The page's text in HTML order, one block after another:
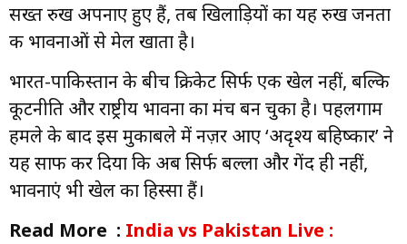
सख्त रुख अपनाए हुए हैं, तब खिलाड़ियों का यह रुख जनता
की भावनाओं से मेल खाता है।
भारत-पाकिस्तान के बीच क्रिकेट सिर्फ एक खेल नहीं, बल्कि
कूटनीति और राष्ट्रीय भावना का मंच बन चुका है। पहलगाम
हमले के बाद इस मुकाबले में नज़र आए ‘अदृश्य बहिष्कार’ ने
यह साफ कर दिया कि अब सिर्फ बल्ला और गेंद ही नहीं,
भावनाएं भी खेल का हिस्सा हैं।
Read More : India vs Pakistan Live :